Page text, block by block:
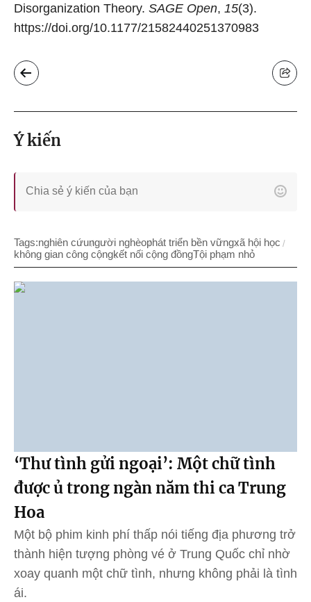
Disorganization Theory. SAGE Open, 15(3).
https://doi.org/10.1177/21582440251370983
Ý kiến
Tags:nghiên cứungười nghèophát triển bền vữngxã hội học
không gian công cộngkết nối cộng đồngTội phạm nhỏ
‘Thư tình gửi ngoại’: Một chữ tình
được ủ trong ngàn năm thi ca Trung
Hoa
Một bộ phim kinh phí thấp nói tiếng địa phương trở
thành hiện tượng phòng vé ở Trung Quốc chỉ nhờ
xoay quanh một chữ tình, nhưng không phải là tình
ái.